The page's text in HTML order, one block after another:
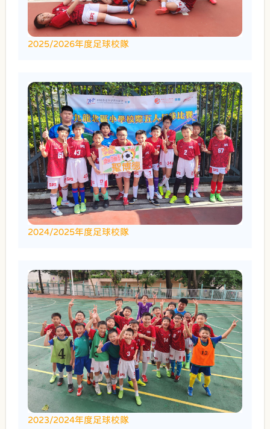
2025/2026年度足球校隊
2024/2025年度足球校隊
2023/2024年度足球校隊